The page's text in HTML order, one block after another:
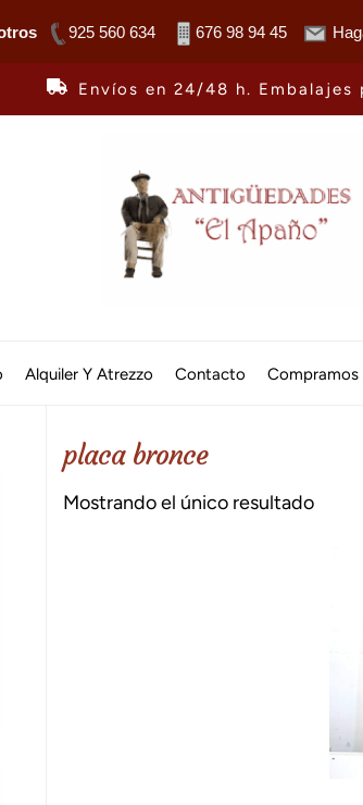
925 560 634 676 98 94 45
Envíos en 24/48 h. Embalajes
El
Alquiler Y Atrezzo Contacto Compramos
placa bronce
Mostrando el único resultado